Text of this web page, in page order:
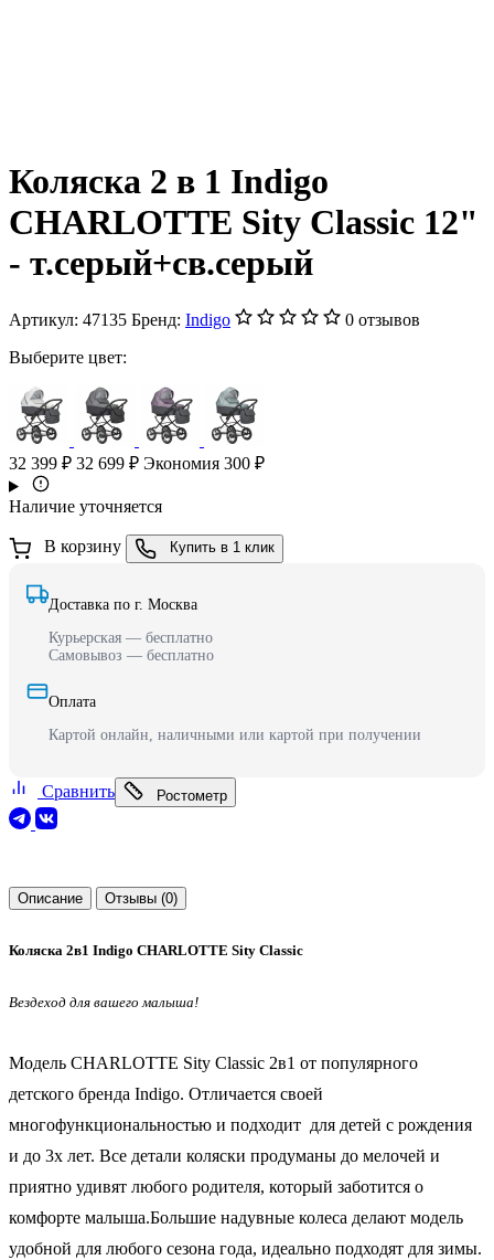
Коляска 2 в 1 Indigo
CHARLOTTE Sity Classic 12"
- т.серый+св.серый
Артикул: 47135 Бренд: Indigo
0 отзывов
Выберите цвет:
32 399 ₽ 32 699 ₽ Экономия 300 ₽
Наличие уточняется
В корзину Купить в 1 клик
Доставка по г. Москва
Курьерская — бесплатно
Самовывоз — бесплатно
Оплата
Картой онлайн, наличными или картой при получении
Сравнить Ростометр
Описание Отзывы (0)
Коляска 2в1 Indigo CHARLOTTE Sity Classic
Вездеход для вашего малыша!
Модель CHARLOTTE Sity Classic 2в1 от популярного
детского бренда Indigo. Отличается своей
многофункциональностью и подходит для детей с рождения
и до 3х лет. Все детали коляски продуманы до мелочей и
приятно удивят любого родителя, который заботится о
комфорте малыша.Большие надувные колеса делают модель
удобной для любого сезона года, идеально подходят для зимы.